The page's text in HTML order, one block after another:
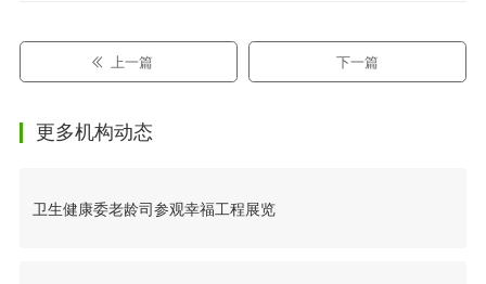
上一篇 下一篇
更多机构动态
卫生健康委老龄司参观幸福工程展览